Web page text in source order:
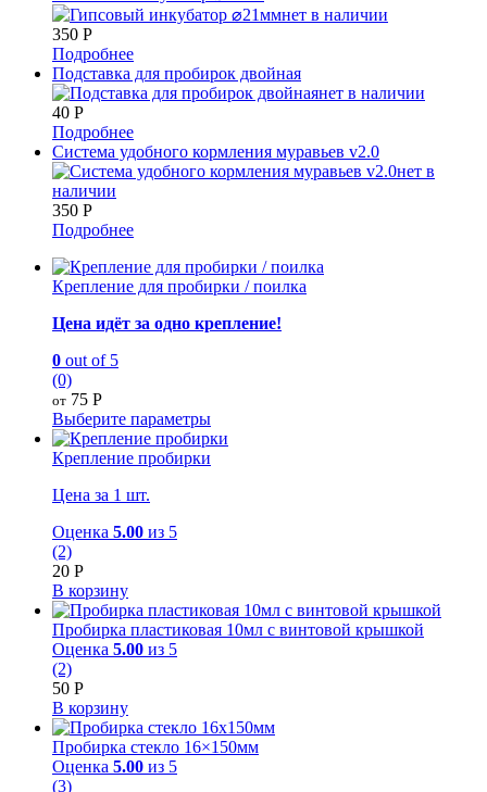
нет в наличии
350 Р
Подробнее
Подставка для пробирок двойная
нет в наличии
40 Р
Подробнее
Система удобного кормления муравьев v2.0
нет в
наличии
350 Р
Подробнее
Крепление для пробирки / поилка
Цена идёт за одно крепление!
0 out of 5
(0)
от 75 Р
Выберите параметры
Крепление пробирки
Цена за 1 шт.
Оценка 5.00 из 5
(2)
20 Р
В корзину
Пробирка пластиковая 10мл с винтовой крышкой
Оценка 5.00 из 5
(2)
50 Р
В корзину
Пробирка стекло 16×150мм
Оценка 5.00 из 5
(3)